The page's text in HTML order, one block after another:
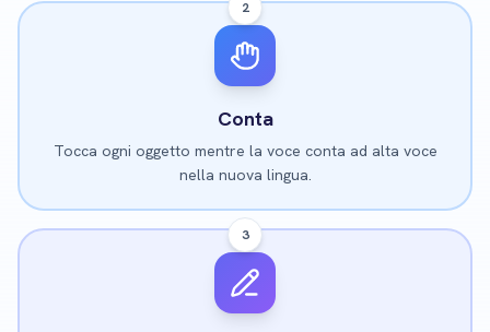
2
Conta
Tocca ogni oggetto mentre la voce conta ad alta voce
nella nuova lingua.
3